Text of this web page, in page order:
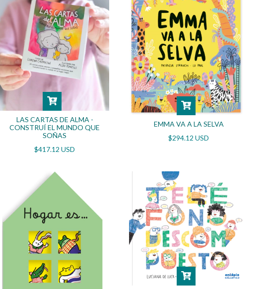
LAS CARTAS DE ALMA -
CONSTRUÍ EL MUNDO QUE
SOÑAS
$417.12 USD
EMMA VA A LA SELVA
$294.12 USD